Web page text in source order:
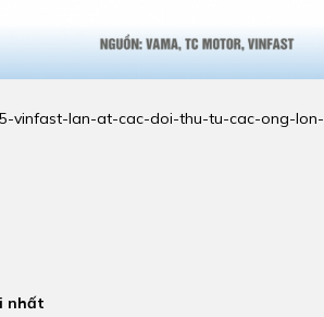
vinfast-lan-at-cac-doi-thu-tu-cac-ong-lon-
nhất